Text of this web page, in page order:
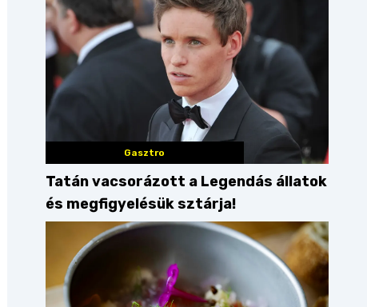
Gasztro
Tatán vacsorázott a Legendás állatok
és megfigyelésük sztárja!